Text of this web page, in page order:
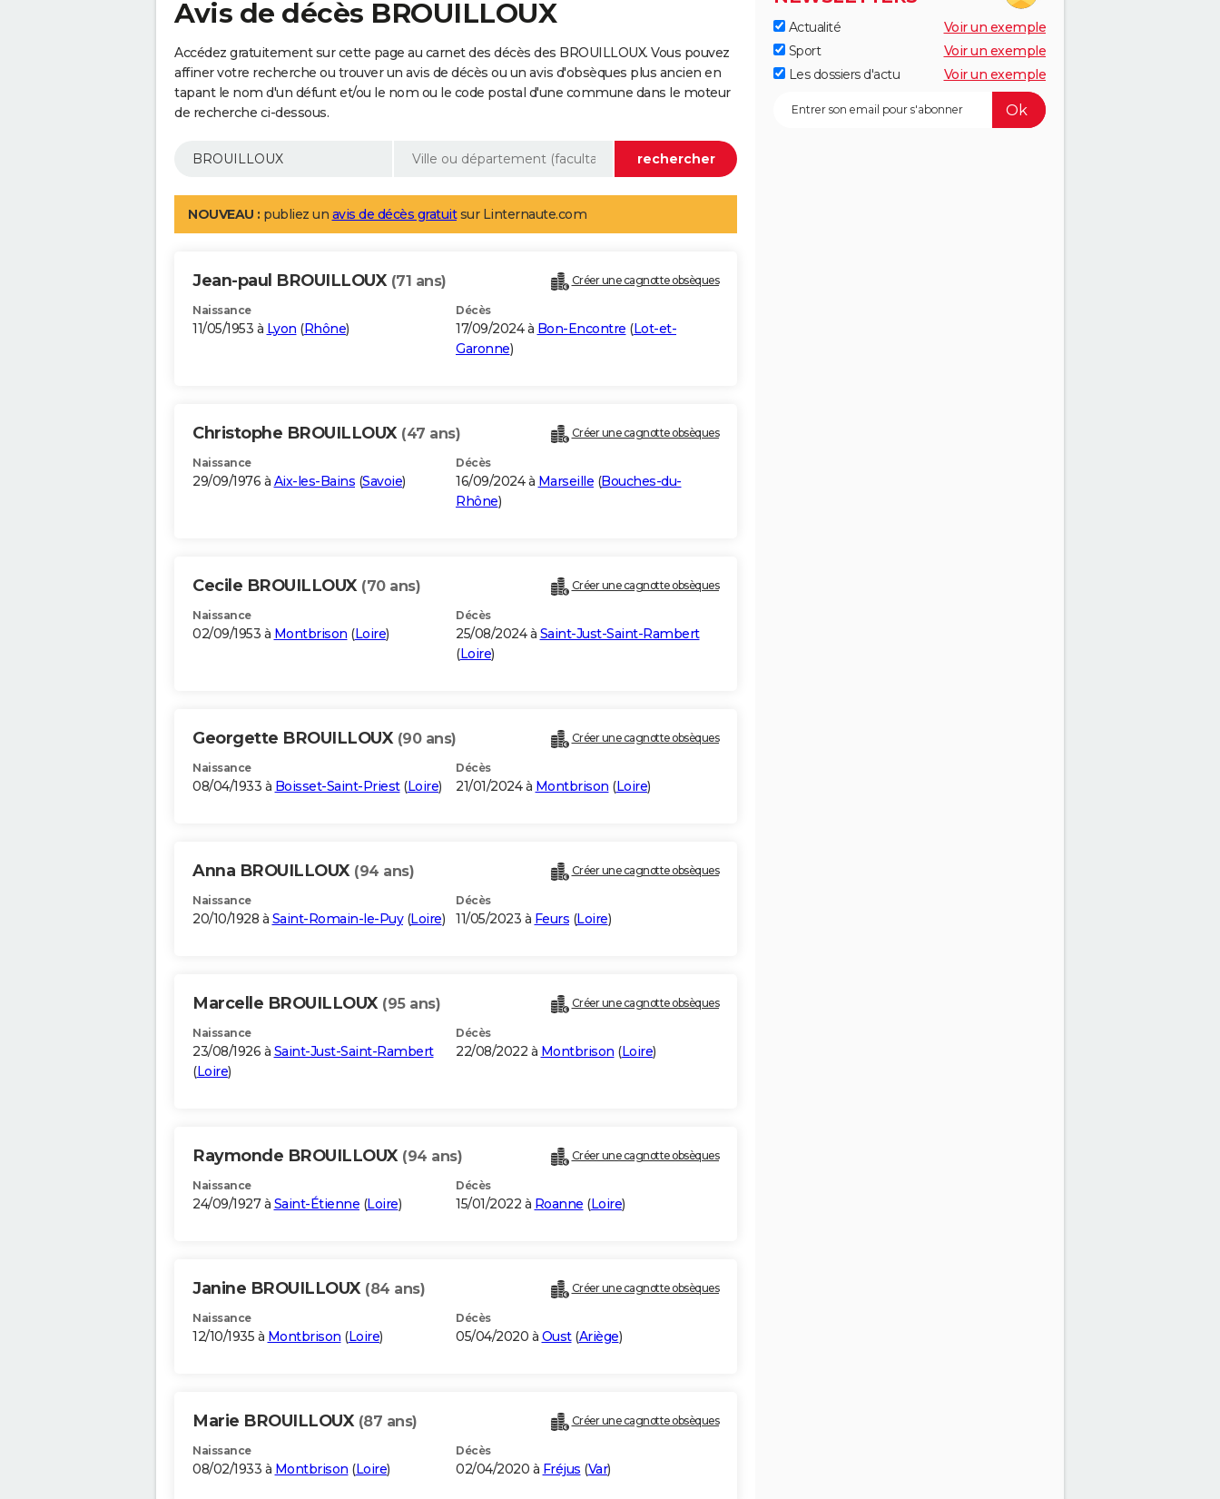
Avis de décès BROUILLOUX
Accédez gratuitement sur cette page au carnet des décès des BROUILLOUX. Vous pouvez
affiner votre recherche ou trouver un avis de décès ou un avis d'obsèques plus ancien en
tapant le nom d'un défunt et/ou le nom ou le code postal d'une commune dans le moteur
de recherche ci-dessous.
NOUVEAU : publiez un avis de décès gratuitsur Linternaute.com
Jean-paul BROUILLOUX (71 ans) Créer une cagnotte obsèques
Naissance
11/05/1953 à Lyon (Rhône)
Décès
17/09/2024 à Bon-Encontre (Lot-et-
Garonne)
Christophe BROUILLOUX (47 ans) Créer une cagnotte obsèques
Naissance
29/09/1976 à Aix-les-Bains (Savoie)
Décès
16/09/2024 à Marseille (Bouches-du-
Rhône)
Cecile BROUILLOUX (70 ans) Créer une cagnotte obsèques
Naissance
02/09/1953 à Montbrison (Loire)
Décès
25/08/2024 à Saint-Just-Saint-Rambert
(Loire)
Georgette BROUILLOUX (90 ans) Créer une cagnotte obsèques
Naissance
08/04/1933 à Boisset-Saint-Priest(Loire)
Décès
21/01/2024 à Montbrison (Loire)
Anna BROUILLOUX (94 ans) Créer une cagnotte obsèques
Naissance
20/10/1928 à Saint-Romain-le-Puy(Loire)
Décès
11/05/2023 à Feurs (Loire)
Marcelle BROUILLOUX (95 ans) Créer une cagnotte obsèques
Naissance
23/08/1926 à Saint-Just-Saint-Rambert
(Loire)
Décès
22/08/2022 à Montbrison (Loire)
Raymonde BROUILLOUX (94 ans) Créer une cagnotte obsèques
Naissance
24/09/1927 à Saint-Étienne (Loire)
Décès
15/01/2022 à Roanne (Loire)
Janine BROUILLOUX (84 ans) Créer une cagnotte obsèques
Naissance
12/10/1935 à Montbrison (Loire)
Décès
05/04/2020 à Oust(Ariège)
Marie BROUILLOUX (87 ans) Créer une cagnotte obsèques
Naissance
08/02/1933 à Montbrison (Loire)
Décès
02/04/2020 à Fréjus (Var)
Actualité
Voir un exemple
Sport
Voir un exemple
Les dossiers d'actu
Voir un exemple